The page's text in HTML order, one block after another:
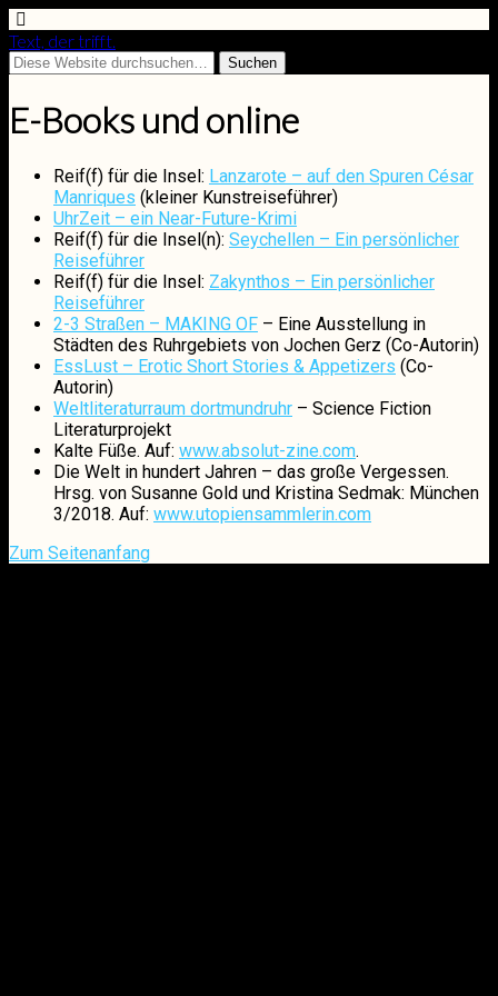
Text, der trifft.
E-Books und online
Reif(f) für die Insel: Lanzarote – auf den Spuren César
Manriques (kleiner Kunstreiseführer)
UhrZeit – ein Near-Future-Krimi
Reif(f) für die Insel(n): Seychellen – Ein persönlicher
Reiseführer
Reif(f) für die Insel: Zakynthos – Ein persönlicher
Reiseführer
2-3 Straßen – MAKING OF – Eine Ausstellung in
Städten des Ruhrgebiets von Jochen Gerz (Co-Autorin)
EssLust – Erotic Short Stories & Appetizers (Co-
Autorin)
Weltliteraturraum dortmundruhr – Science Fiction
Literaturprojekt
Kalte Füße. Auf: www.absolut-zine.com.
Die Welt in hundert Jahren – das große Vergessen.
Hrsg. von Susanne Gold und Kristina Sedmak: München
3/2018. Auf: www.utopiensammlerin.com
Zum Seitenanfang